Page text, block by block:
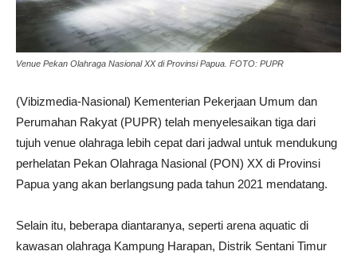
Venue Pekan Olahraga Nasional XX di Provinsi Papua. FOTO: PUPR
(Vibizmedia-Nasional) Kementerian Pekerjaan Umum dan
Perumahan Rakyat (PUPR) telah menyelesaikan tiga dari
tujuh venue olahraga lebih cepat dari jadwal untuk mendukung
perhelatan Pekan Olahraga Nasional (PON) XX di Provinsi
Papua yang akan berlangsung pada tahun 2021 mendatang.
Selain itu, beberapa diantaranya, seperti arena aquatic di
kawasan olahraga Kampung Harapan, Distrik Sentani Timur